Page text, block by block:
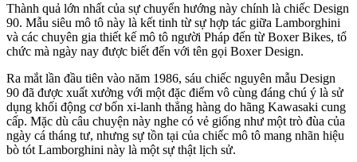
Thành quả lớn nhất của sự chuyển hướng này chính là chiếc Design
90. Mẫu siêu mô tô này là kết tinh từ sự hợp tác giữa Lamborghini
và các chuyên gia thiết kế mô tô người Pháp đến từ Boxer Bikes, tổ
chức mà ngày nay được biết đến với tên gọi Boxer Design.
Ra mắt lần đầu tiên vào năm 1986, sáu chiếc nguyên mẫu Design
90 đã được xuất xưởng với một đặc điểm vô cùng đáng chú ý là sử
dụng khối động cơ bốn xi-lanh thẳng hàng do hãng Kawasaki cung
cấp. Mặc dù câu chuyện này nghe có vẻ giống như một trò đùa của
ngày cá tháng tư, nhưng sự tồn tại của chiếc mô tô mang nhãn hiệu
bò tót Lamborghini này là một sự thật lịch sử.